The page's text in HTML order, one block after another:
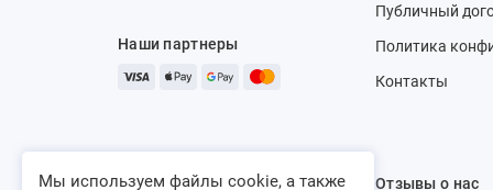
Наши партнеры
Публичный
Политика
Контакты
Отзывы о нас
Мы используем файлы cookie, а также